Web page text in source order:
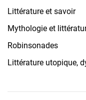
Littérature et savoir
Mythologie et
Robinsonades
Littérature utopique,